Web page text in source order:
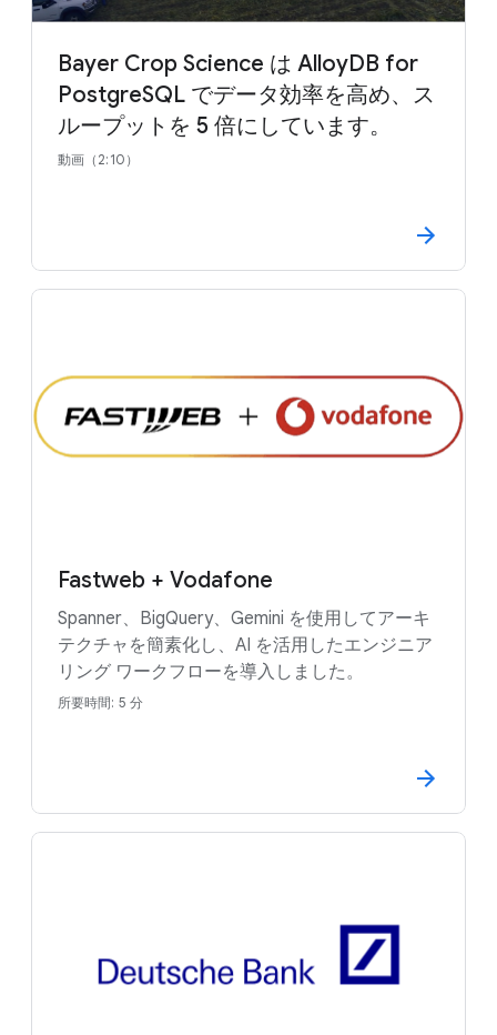
Bayer Crop Science は AlloyDB for
PostgreSQL でデータ効率を高め、ス
ループットを 5 倍にしています。
動画（2:10）
Fastweb + Vodafone
Spanner、BigQuery、Gemini を使用してアーキ
テクチャを簡素化し、AI を活用したエンジニア
リング ワークフローを導入しました。
所要時間: 5 分